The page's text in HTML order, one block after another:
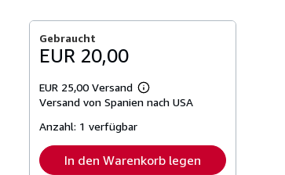
Gebraucht
EUR 20,00
EUR 25,00 Versand
Weitere
Informationen
Versand von Spanien nach USA
Anzahl: 1 verfügbar
In den Warenkorb legen